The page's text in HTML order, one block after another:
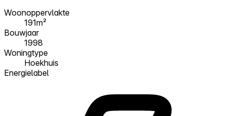
Woonoppervlakte
191m²
Bouwjaar
1998
Woningtype
Hoekhuis
Energielabel